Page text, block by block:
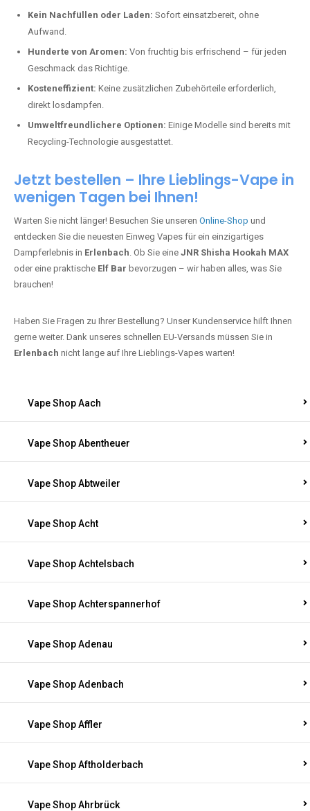
Kein Nachfüllen oder Laden: Sofort einsatzbereit, ohne
Aufwand.
Hunderte von Aromen: Von fruchtig bis erfrischend – für jeden
Geschmack das Richtige.
Kosteneffizient: Keine zusätzlichen Zubehörteile erforderlich,
direkt losdampfen.
Umweltfreundlichere Optionen: Einige Modelle sind bereits mit
Recycling-Technologie ausgestattet.
Jetzt bestellen – Ihre Lieblings-Vape in
wenigen Tagen bei Ihnen!
Warten Sie nicht länger! Besuchen Sie unseren Online-Shop und
entdecken Sie die neuesten Einweg Vapes für ein einzigartiges
Dampferlebnis in Erlenbach. Ob Sie eine JNR Shisha Hookah MAX
oder eine praktische Elf Bar bevorzugen – wir haben alles, was Sie
brauchen!
Haben Sie Fragen zu Ihrer Bestellung? Unser Kundenservice hilft Ihnen
gerne weiter. Dank unseres schnellen EU-Versands müssen Sie in
Erlenbach nicht lange auf Ihre Lieblings-Vapes warten!
Vape Shop Aach
Vape Shop Abentheuer
Vape Shop Abtweiler
Vape Shop Acht
Vape Shop Achtelsbach
Vape Shop Achterspannerhof
Vape Shop Adenau
Vape Shop Adenbach
Vape Shop Affler
Vape Shop Aftholderbach
Vape Shop Ahrbrück